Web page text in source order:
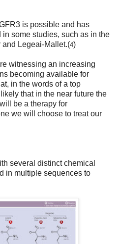
is possible and has
some studies, such as in the
and Legeai-Mallet.(4)
witnessing an increasing
becoming available for
in the words of a top
that in the near future the
be a therapy for
we will choose to treat our
several distinct chemical
in multiple sequences to